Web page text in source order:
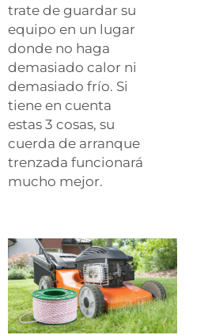
trate de guardar su
equipo en un lugar
donde no haga
demasiado calor ni
demasiado frío. Si
tiene en cuenta
estas 3 cosas, su
cuerda de arranque
trenzada funcionará
mucho mejor.